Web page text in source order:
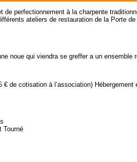
de perfectionnement à la charpente
ateliers de restauration de la Porte de
noue qui viendra se greffer a un
€ de cotisation à l’association) Hébergement
Tourné